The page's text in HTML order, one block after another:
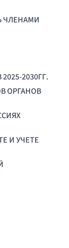
ЧЛЕНАМИ
2030ГГ.
ОРГАНОВ
И УЧЕТЕ